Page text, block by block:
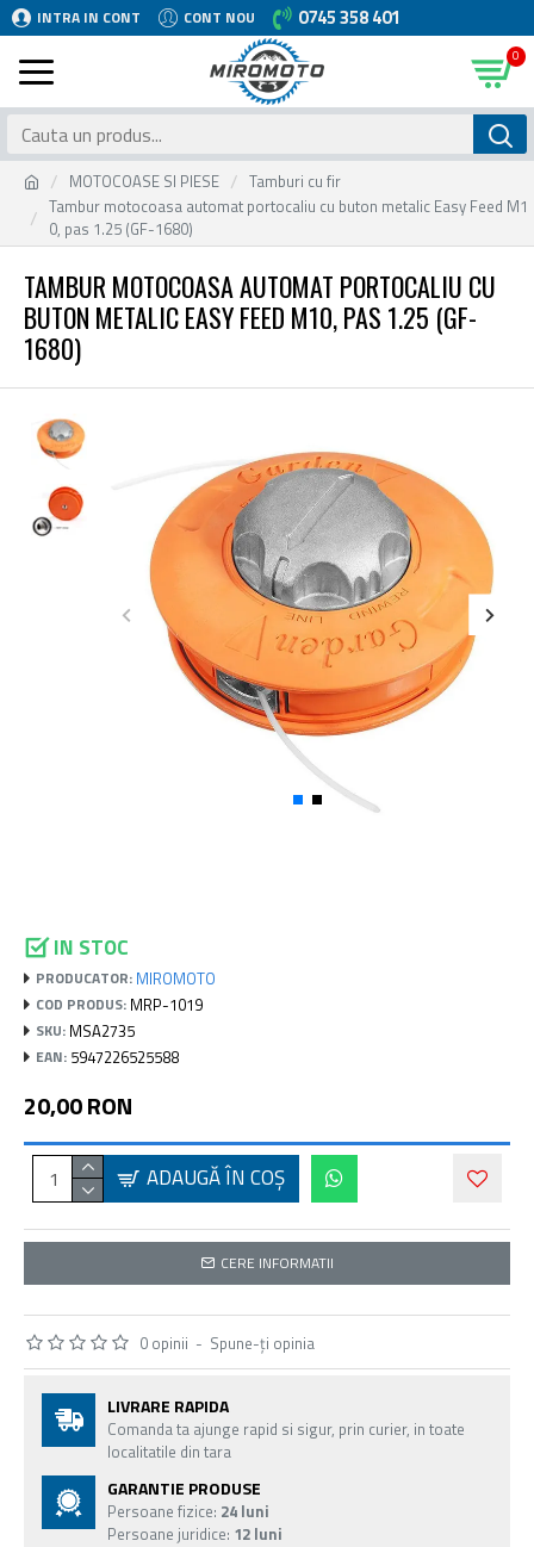
INTRA IN CONT CONT NOU 0745 358 401
0
MOTOCOASE SI PIESE
Tamburi cu fir
Tambur motocoasa automat portocaliu cu buton metalic Easy Feed M1
0, pas 1.25 (GF-1680)
TAMBUR MOTOCOASA AUTOMAT PORTOCALIU CU
BUTON METALIC EASY FEED M10, PAS 1.25 (GF-
1680)
IN STOC
PRODUCATOR: MIROMOTO
COD PRODUS: MRP-1019
SKU: MSA2735
EAN: 5947226525588
0 opinii - Spune-ţi opinia
20,00 RON
ADAUGĂ ÎN COŞ
CERE INFORMATII
LIVRARE RAPIDA
Comanda ta ajunge rapid si sigur, prin curier, in toate
localitatile din tara
GARANTIE PRODUSE
Persoane fizice: 24 luni
Persoane juridice: 12 luni